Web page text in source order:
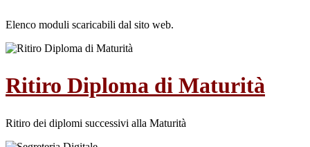
Elenco moduli scaricabili dal sito web.
Ritiro Diploma di Maturità
Ritiro dei diplomi successivi alla Maturità